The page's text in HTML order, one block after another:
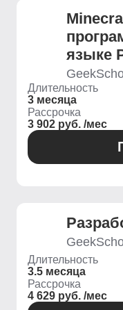
языке
Длительность
3 месяца
Рассрочка
3 902 руб. /мес
Длительность
3.5 месяца
Рассрочка
4 629 руб. /мес